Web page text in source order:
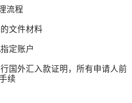
流程
文件材料
定账户
国外汇入款证明，所有申请人前
续